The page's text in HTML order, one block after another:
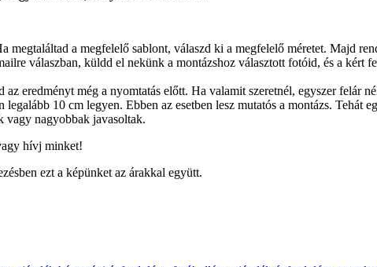
megtaláltad a megfelelő sablont, válaszd ki a megfelelő méretet. Majd
válaszban, küldd el nekünk a montázshoz választott fotóid, és a kért
eredményt még a nyomtatás előtt. Ha valamit szeretnél, egyszer felár
10 cm legyen. Ebben az esetben lesz mutatós a montázs. Tehát
vagy nagyobbak javasoltak.
hívj minket!
ezt a képünket az árakkal együtt.